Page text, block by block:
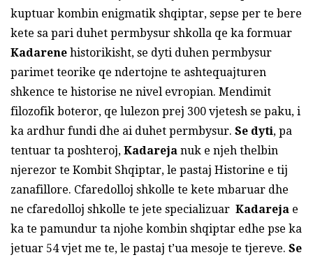
kuptuar kombin enigmatik shqiptar, sepse per te bere
kete sa pari duhet permbysur shkolla qe ka formuar
Kadarene historikisht, se dyti duhen permbysur
parimet teorike qe ndertojne te ashtequajturen
shkence te historise ne nivel evropian. Mendimit
filozofik boteror, qe lulezon prej 300 vjetesh se paku, i
ka ardhur fundi dhe ai duhet permbysur. Se dyti, pa
tentuar ta poshteroj, Kadareja nuk e njeh thelbin
njerezor te Kombit Shqiptar, le pastaj Historine e tij
zanafillore. Cfaredolloj shkolle te kete mbaruar dhe
ne cfaredolloj shkolle te jete specializuar Kadareja e
ka te pamundur ta njohe kombin shqiptar edhe pse ka
jetuar 54 vjet me te, le pastaj t’ua mesoje te tjereve. Se